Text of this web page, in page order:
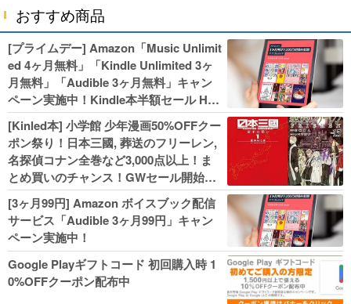
おすすめ商品
[プライムデー] Amazon「Music Unlimit
ed 4ヶ月無料」「Kindle Unlimited 3ヶ
月無料」「Audible 3ヶ月無料」キャン
ペーン実施中！Kindle本半額セール HU
NTER×HUNTERなど集英社、無職転生,
幼女戦記などKADOKAWA、キャプテン
翼100円セールも！
[Kinled本] 小学館 少年漫画50%OFFクー
ポン祭り！日本三國, 葬送のフリーレン,
名探偵コナン全巻など3,000点以上！ま
とめ買いのチャンス！GWセール開始！
人気コミック多数 カドカワ祭やIT関連本
がセールに！
[3ヶ月99円] Amazon ボイスブック配信
サービス「Audible 3ヶ月99円」キャン
ペーン実施中！
Google Playギフトコード 初回購入時 1
0%OFFクーポン配布中